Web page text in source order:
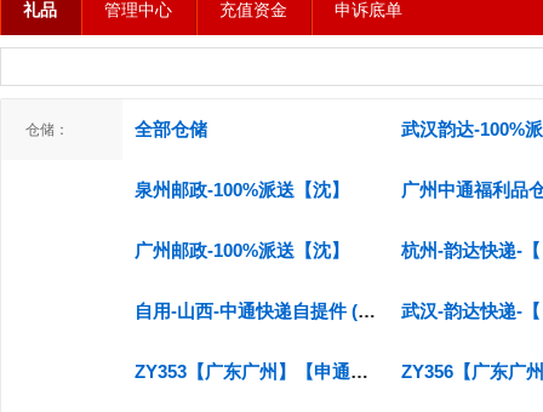
礼品 管理中心 充值资金 申诉底单
仓储： 全部仓储 武汉韵达-100%
泉州邮政-100%派送【沈】 广州中通福利品
广州邮政-100%派送【沈】
自用-山西-中通快递自提件 (禁止无货源使用 投诉单多的也不能发 发现直接截停物流退回)
ZY353【广东广州】【申通快递】【实货100%派送】【无货源不要发】【投诉多的不要下】支持入仓 特